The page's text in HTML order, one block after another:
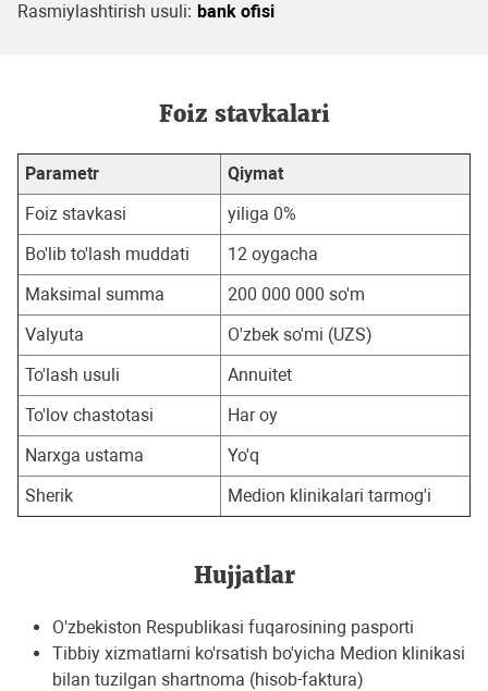
Rasmiylashtirish usuli: bank ofisi
Foiz stavkalari
Parametr
Qiymat
Foiz stavkasi
yiliga 0%
Bo'lib to'lash muddati
12 oygacha
Maksimal summa
200 000 000 so'm
Valyuta
O'zbek so'mi (UZS)
To'lash usuli
Annuitet
To'lov chastotasi
Har oy
Narxga ustama
Yo'q
Sherik
Medion klinikalari tarmog'i
Hujjatlar
O'zbekiston Respublikasi fuqarosining pasporti
Tibbiy xizmatlarni ko'rsatish bo'yicha Medion klinikasi
bilan tuzilgan shartnoma (hisob-faktura)